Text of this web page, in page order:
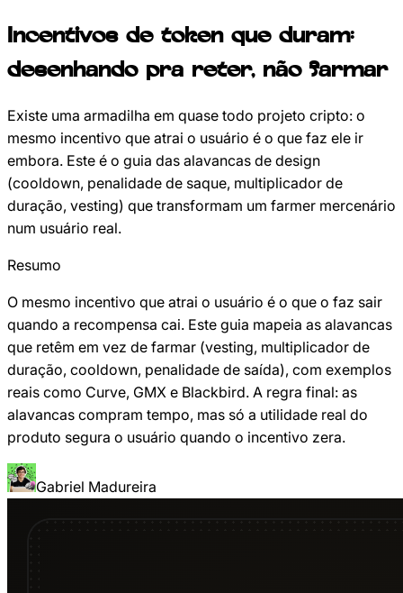
Incentivos de token que duram:
desenhando pra reter, não farmar
Existe uma armadilha em quase todo projeto cripto: o
mesmo incentivo que atrai o usuário é o que faz ele ir
embora. Este é o guia das alavancas de design
(cooldown, penalidade de saque, multiplicador de
duração, vesting) que transformam um farmer mercenário
num usuário real.
Resumo
O mesmo incentivo que atrai o usuário é o que o faz sair
quando a recompensa cai. Este guia mapeia as alavancas
que retêm em vez de farmar (vesting, multiplicador de
duração, cooldown, penalidade de saída), com exemplos
reais como Curve, GMX e Blackbird. A regra final: as
alavancas compram tempo, mas só a utilidade real do
produto segura o usuário quando o incentivo zera.
Gabriel Madureira